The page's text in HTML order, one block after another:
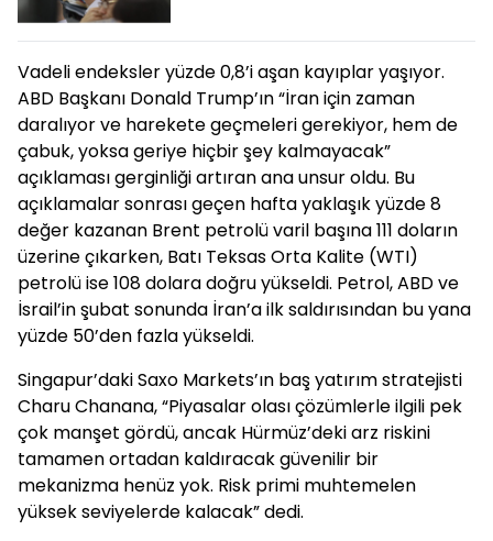
Vadeli endeksler yüzde 0,8’i aşan kayıplar yaşıyor.
ABD Başkanı Donald Trump’ın “İran için zaman
daralıyor ve harekete geçmeleri gerekiyor, hem de
çabuk, yoksa geriye hiçbir şey kalmayacak”
açıklaması gerginliği artıran ana unsur oldu. Bu
açıklamalar sonrası geçen hafta yaklaşık yüzde 8
değer kazanan Brent petrolü varil başına 111 doların
üzerine çıkarken, Batı Teksas Orta Kalite (WTI)
petrolü ise 108 dolara doğru yükseldi. Petrol, ABD ve
İsrail’in şubat sonunda İran’a ilk saldırısından bu yana
yüzde 50’den fazla yükseldi.
Singapur’daki Saxo Markets’ın baş yatırım stratejisti
Charu Chanana, “Piyasalar olası çözümlerle ilgili pek
çok manşet gördü, ancak Hürmüz’deki arz riskini
tamamen ortadan kaldıracak güvenilir bir
mekanizma henüz yok. Risk primi muhtemelen
yüksek seviyelerde kalacak” dedi.